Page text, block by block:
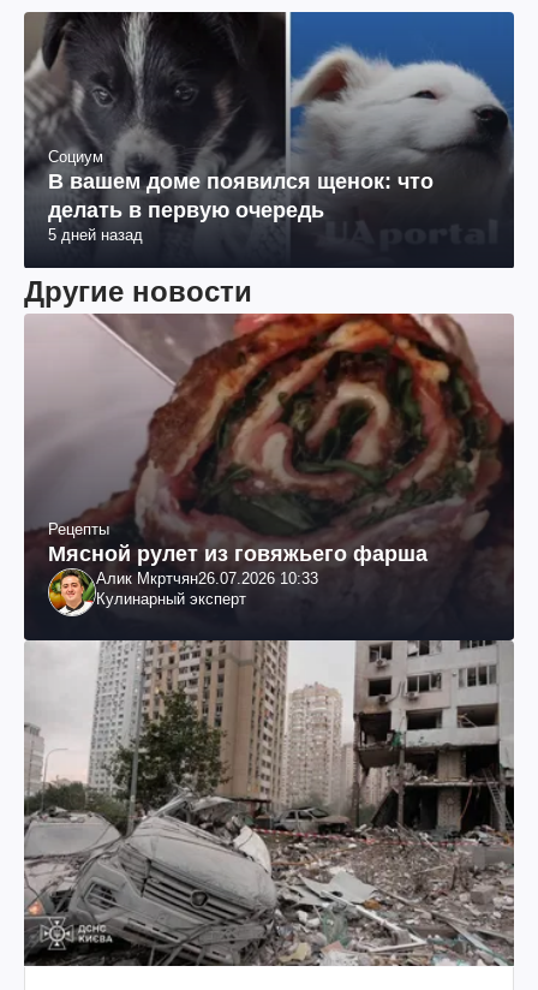
Социум
В вашем доме появился щенок: что
делать в первую очередь
5 дней назад
Другие новости
Рецепты
Мясной рулет из говяжьего фарша
Алик Мкртчян26.07.2026 10:33
Кулинарный эксперт